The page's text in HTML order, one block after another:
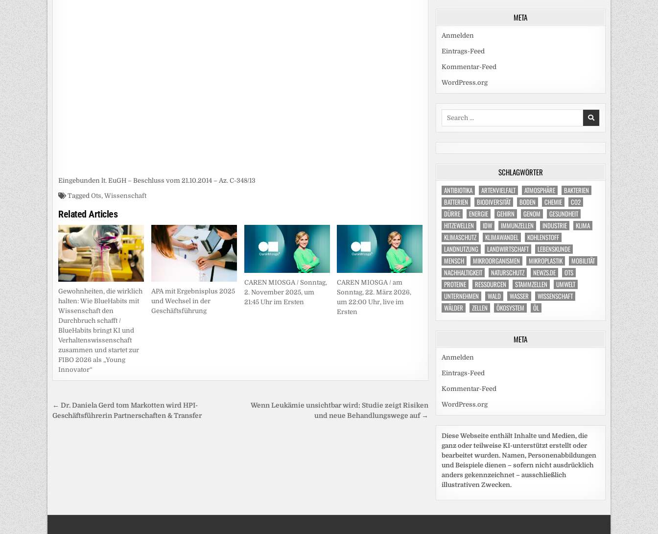
Eingebunden lt. EuGH – Beschluss vom 21.10.2014 – Az. C-348/13
Tagged Ots, Wissenschaft
Related Articles
Gewohnheiten, die wirklich
halten: Wie BlueHabits mit
Wissenschaft den
Durchbruch schafft /
BlueHabits bringt KI und
Verhaltenswissenschaft
zusammen und startet zur
FIBO 2026 als „Young
Innovator“
APA mit Ergebnisplus 2025
und Wechsel in der
Geschäftsführung
CAREN MIOSGA / Sonntag,
2. November 2025, um
21:45 Uhr im Ersten
CAREN MIOSGA / am
Sonntag, 22. März 2026,
um 22:00 Uhr, live im
Ersten
Beitragsnavigation
Wenn Leukämie unsichtbar wird: Studie zeigt Risiken
und neue Behandlungswege auf →
← Dr. Daniela Gerd tom Markotten wird HPI-
Geschäftsführerin Partnerschaften & Transfer
META
Anmelden
Eintrags-Feed
Kommentar-Feed
WordPress.org
SCHLAGWÖRTER
ANTIBIOTIKA ARTENVIELFALT ATMOSPHÄRE
BAKTERIEN
BATTERIEN
BIODIVERSITÄT BODEN CHEMIE
CO2
DÜRRE
ENERGIE GEHIRN GENOM
GESUNDHEIT
HITZEWELLEN
IDW IMMUNZELLEN INDUSTRIE
KLIMA
KLIMASCHUTZ
KLIMAWANDEL
KOHLENSTOFF
LANDNUTZUNG
LANDWIRTSCHAFT
LEBENSKUNDE
MENSCH
MIKROORGANISMEN MIKROPLASTIK
MOBILITÄT
NACHHALTIGKEIT
NATURSCHUTZ NEWZS.DE
OTS
PROTEINE
RESSOURCEN STAMMZELLEN
UMWELT
UNTERNEHMEN
WALD WASSER
WISSENSCHAFT
WÄLDER
ZELLEN ÖKOSYSTEM ÖL
META
Anmelden
Eintrags-Feed
Kommentar-Feed
WordPress.org
Diese Webseite enthält Inhalte und Medien, die
ganz oder teilweise KI-unterstützt erstellt oder
bearbeitet wurden. Namen, Personenabbildungen
und Beispiele dienen – sofern nicht ausdrücklich
anders gekennzeichnet – ausschließlich
illustrativen Zwecken.